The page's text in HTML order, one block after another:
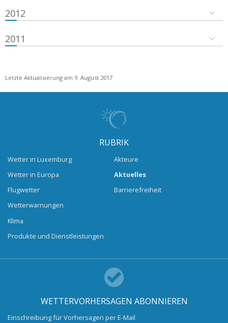
2012
2011
Letzte Aktualisierung am 9. August 2017
RUBRIK
Wetter in Luxemburg
Wetter in Europa
Flugwetter
Wetterwarnungen
Klima
Produkte und Dienstleistungen
Akteure
Aktuelles
Barrierefreiheit
WETTERVORHERSAGEN ABONNIEREN
Einschreibung für Vorhersagen per E-Mail